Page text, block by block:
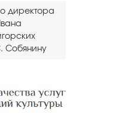
директора
Собянину